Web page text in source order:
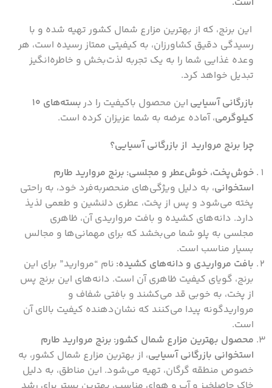
این برنج، که از بهترین مزارع شمال کشور تهیه شده و با
رسیدگی دقیق کشاورزان، به کیفیتی ممتاز رسیده است، هر
وعده غذایی شما را به یک تجربه لذت‌بخش و خاطره‌انگیز
تبدیل خواهد کرد.
بازرگانی آسیایی این محصول باکیفیت را در
بسته‌های 10
کیلوگرمی، آماده عرضه به شما عزیزان کرده است.
چرا برنج مروارید از بازرگانی آسیایی؟
خوش‌پخت، خوش‌عطر و مجلسی: برنج مروارید طارم
استخوانی، به دلیل ویژگی‌های منحصربه‌فرد خود، به راحتی
پخته می‌شود و پس از پخت، عطری دلنشین و طعمی لذیذ
دارد. دانه‌های کشیده و بافت مرواریدی آن، ظاهری
مجلسی به پلو شما می‌بخشد که برای مهمانی‌ها و مجالس
بسیار مناسب است.
بافت مرواریدی و دانه‌های کشیده: نام “مروارید” برای این
برنج، گویای کیفیت ظاهری آن است. دانه‌های این برنج پس
از پخت، به خوبی قد می‌کشند و بافتی شفاف و
مرواریدگونه پیدا می‌کنند که نشان‌دهنده کیفیت بالای آن
است.
محصول بهترین مزارع شمال کشور: برنج مروارید طارم
استخوانی بازرگانی آسیایی، از بهترین مزارع شمال کشور، به
خصوص منطقه گرگان، تهیه می‌شود. این مناطق، به دلیل